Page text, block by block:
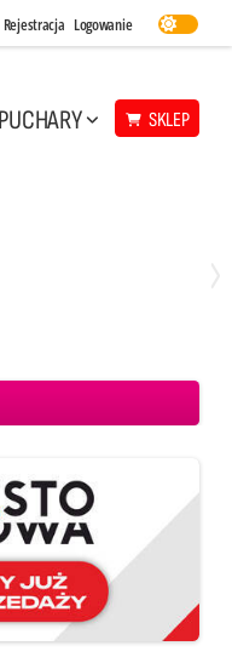
Ligi
Rejestracja Logowanie
PUCHARY SKLEP